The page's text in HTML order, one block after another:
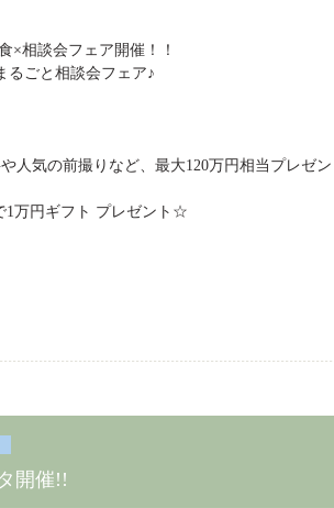
×相談会フェア開催！！
るごと相談会フェア♪
人気の前撮りなど、最大120万円相当プレゼン
1万円ギフト プレゼント☆
開催!!